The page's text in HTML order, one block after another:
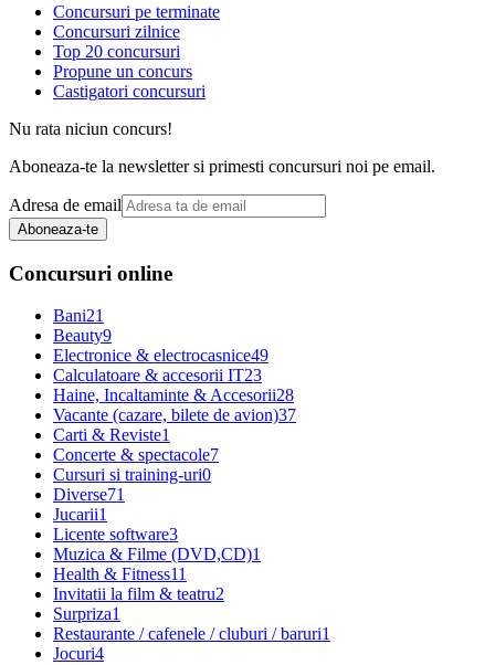
Concursuri pe terminate
Concursuri zilnice
Top 20 concursuri
Propune un concurs
Castigatori concursuri
Nu rata niciun concurs!
Aboneaza-te la newsletter si primesti concursuri noi pe email.
Adresa de email
Aboneaza-te
Concursuri online
Bani21
Beauty9
Electronice & electrocasnice49
Calculatoare & accesorii IT23
Haine, Incaltaminte & Accesorii28
Vacante (cazare, bilete de avion)37
Carti & Reviste1
Concerte & spectacole7
Cursuri si training-uri0
Diverse71
Jucarii1
Licente software3
Muzica & Filme (DVD,CD)1
Health & Fitness11
Invitatii la film & teatru2
Surpriza1
Restaurante / cafenele / cluburi / baruri1
Jocuri4